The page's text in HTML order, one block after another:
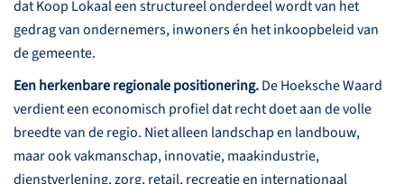
dat Koop Lokaal een structureel onderdeel wordt van het
gedrag van ondernemers, inwoners én het inkoopbeleid van
de gemeente.
Een herkenbare regionale positionering.De Hoeksche Waard
verdient een economisch profiel dat recht doet aan de volle
breedte van de regio. Niet alleen landschap en landbouw,
maar ook vakmanschap, innovatie, maakindustrie,
dienstverlening, zorg, retail, recreatie en internationaal